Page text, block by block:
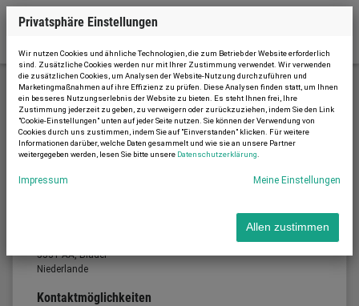
Impressum
5531 AA, Bladel
Niederlande
Kontaktmöglichkeiten
Privatsphäre Einstellungen
Wir nutzen Cookies und ähnliche Technologien, die zum Betrieb der Website erforderlich
sind. Zusätzliche Cookies werden nur mit Ihrer Zustimmung verwendet. Wir verwenden
die zusätzlichen Cookies, um Analysen der Website-Nutzung durchzuführen und
Marketingmaßnahmen auf ihre Effizienz zu prüfen. Diese Analysen finden statt, um Ihnen
ein besseres Nutzungserlebnis der Website zu bieten. Es steht Ihnen frei, Ihre
Zustimmung jederzeit zu geben, zu verweigern oder zurückzuziehen, indem Sie den Link
"Cookie-Einstellungen" unten auf jeder Seite nutzen. Sie können der Verwendung von
Cookies durch uns zustimmen, indem Sie auf "Einverstanden" klicken. Für weitere
Informationen darüber, welche Daten gesammelt und wie sie an unsere Partner
weitergegeben werden, lesen Sie bitte unsere Datenschutzerklärung
Impressum Meine Einstellungen
Allen zustimmen